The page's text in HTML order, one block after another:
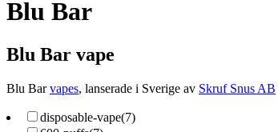
Blu Bar
Blu Bar vape
Blu Barvapes, lanserade i Sverige av Skruf Snus AB
disposable-vape(7)